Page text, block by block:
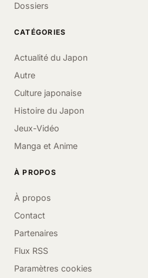
Dossiers
CATÉGORIES
Actualité du Japon
Autre
Culture japonaise
Histoire du Japon
Jeux-Vidéo
Manga et Anime
À PROPOS
À propos
Contact
Partenaires
Flux RSS
Paramètres cookies